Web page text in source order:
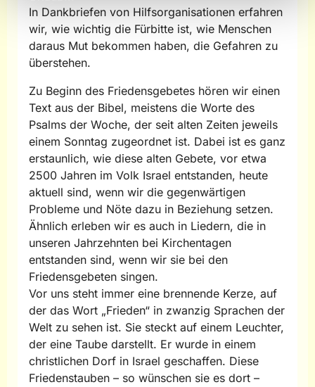
In Dankbriefen von Hilfsorganisationen erfahren
wir, wie wichtig die Fürbitte ist, wie Menschen
daraus Mut bekommen haben, die Gefahren zu
überstehen.
Zu Beginn des Friedensgebetes hören wir einen
Text aus der Bibel, meistens die Worte des
Psalms der Woche, der seit alten Zeiten jeweils
einem Sonntag zugeordnet ist. Dabei ist es ganz
erstaunlich, wie diese alten Gebete, vor etwa
2500 Jahren im Volk Israel entstanden, heute
aktuell sind, wenn wir die gegenwärtigen
Probleme und Nöte dazu in Beziehung setzen.
Ähnlich erleben wir es auch in Liedern, die in
unseren Jahrzehnten bei Kirchentagen
entstanden sind, wenn wir sie bei den
Friedensgebeten singen.
Vor uns steht immer eine brennende Kerze, auf
der das Wort „Frieden“ in zwanzig Sprachen der
Welt zu sehen ist. Sie steckt auf einem Leuchter,
der eine Taube darstellt. Er wurde in einem
christlichen Dorf in Israel geschaffen. Diese
Friedenstauben – so wünschen sie es dort –